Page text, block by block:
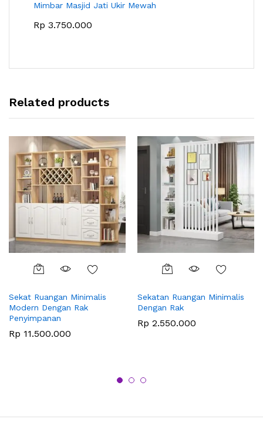
Mimbar Masjid Jati Ukir Mewah
Rp 3.750.000
Related products
Sekat Ruangan Minimalis
Modern Dengan Rak
Penyimpanan
Rp 11.500.000
Sekatan Ruangan Minimalis
Dengan Rak
Rp 2.550.000